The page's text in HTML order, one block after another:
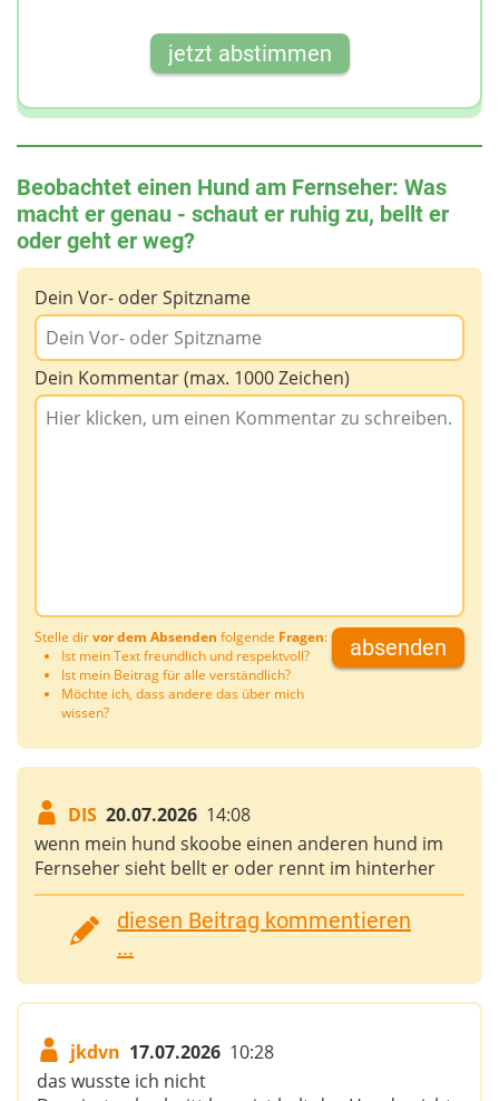
jetzt abstimmen
Beobachtet einen Hund am Fernseher: Was
macht er genau - schaut er ruhig zu, bellt er
oder geht er weg?
Dein Vor- oder Spitzname
Dein Kommentar (max. 1000 Zeichen)
Stelle dirvor dem Absenden folgende Fragen:
Ist mein Text freundlich und respektvoll?
Ist mein Beitrag für alle verständlich?
Möchte ich, dass andere das über mich
wissen?
absenden
DIS 20.07.2026 14:08
wenn mein hund skoobe einen anderen hund im
Fernseher sieht bellt er oder rennt im hinterher
diesen Beitrag kommentieren
...
jkdvn 17.07.2026 10:28
das wusste ich nicht